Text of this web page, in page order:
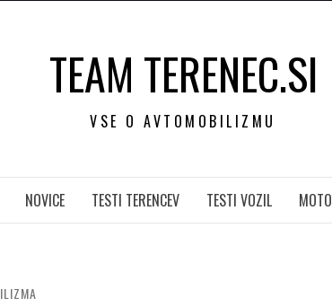
TEAM TERENEC.SI
VSE O AVTOMOBILIZMU
NOVICE TESTI TERENCEV TESTI VOZIL MOTO